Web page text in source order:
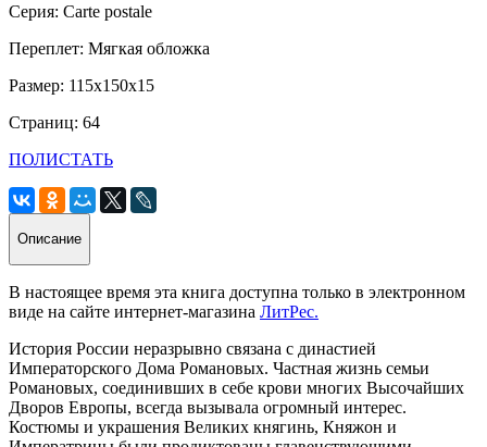
Серия: Carte postale
Переплет: Мягкая обложка
Размер: 115х150х15
Страниц: 64
ПОЛИСТАТЬ
Описание
В настоящее время эта книга доступна только в электронном
виде на сайте интернет-магазина ЛитРес.
История России неразрывно связана с династией
Императорского Дома Романовых. Частная жизнь семьи
Романовых, соединивших в себе крови многих Высочайших
Дворов Европы, всегда вызывала огромный интерес.
Костюмы и украшения Великих княгинь, Княжон и